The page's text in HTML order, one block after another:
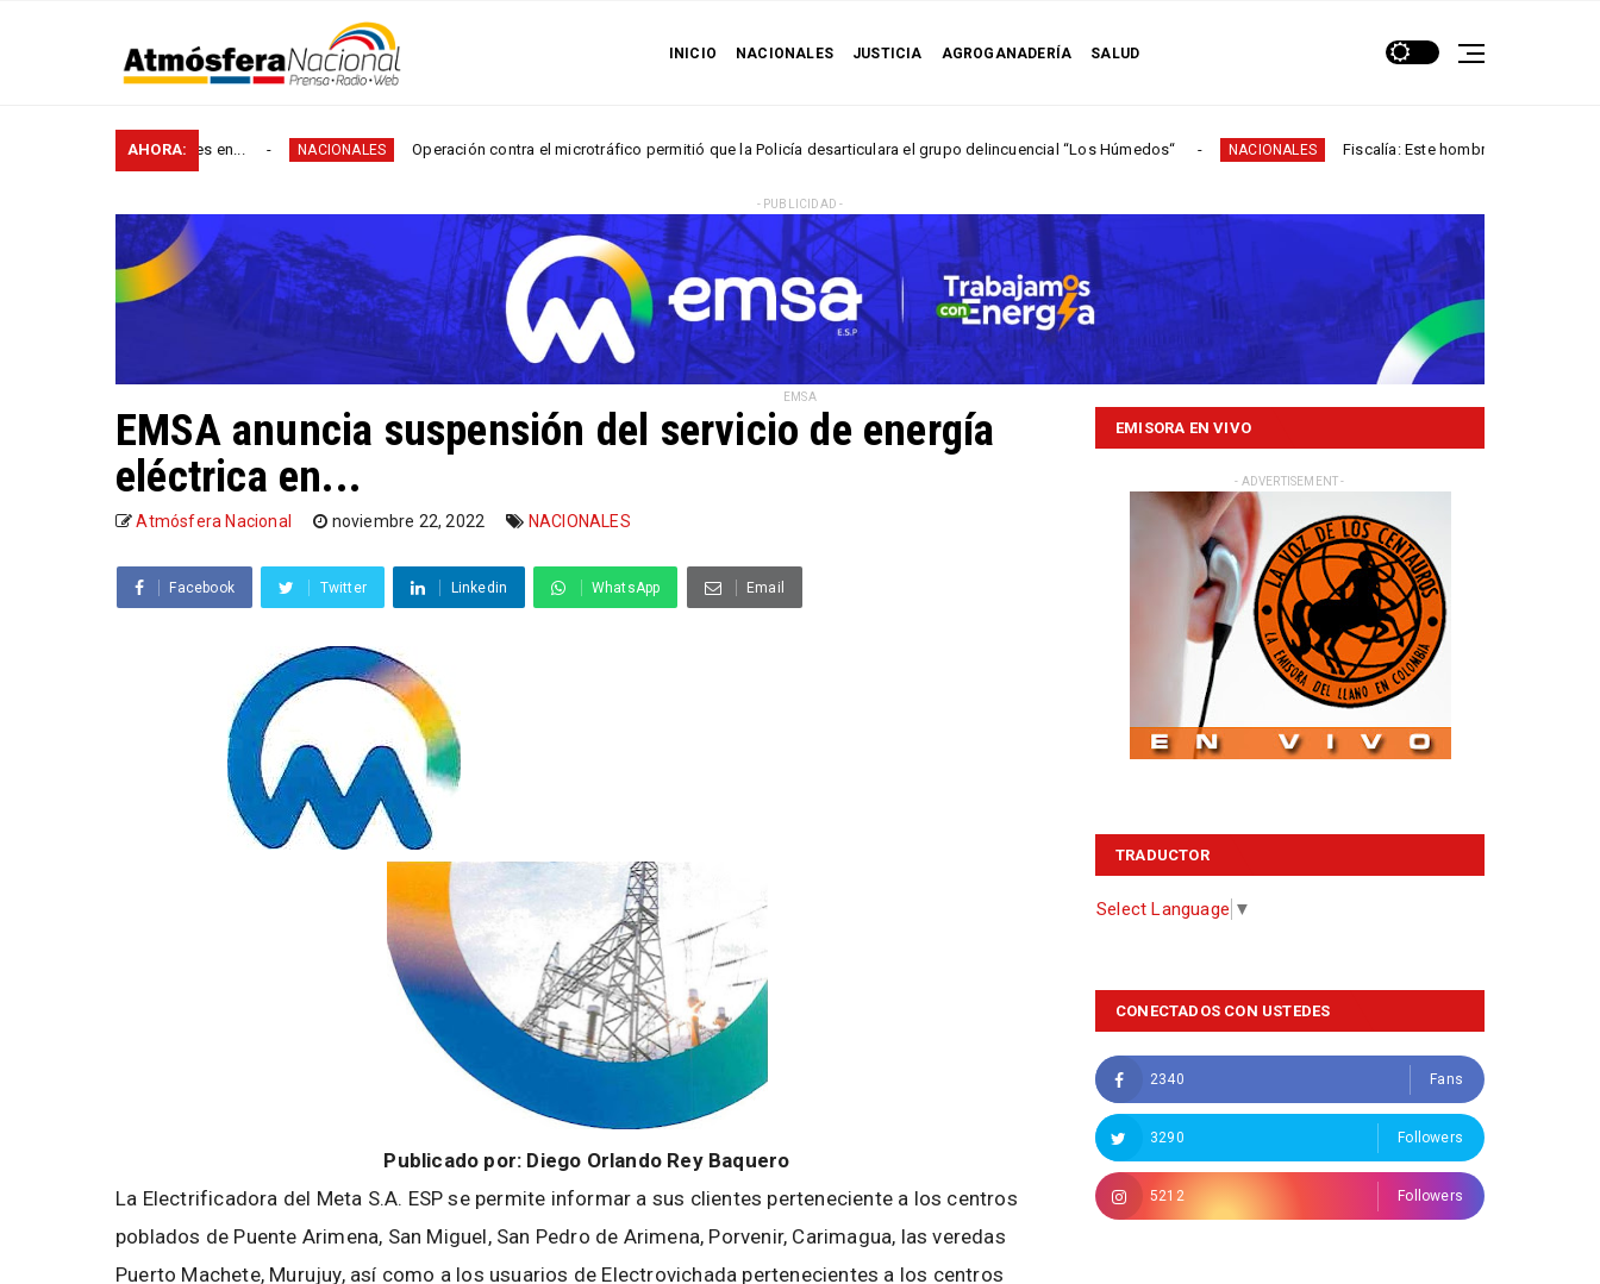
INICIO NACIONALES JUSTICIA AGROGANADERÍA SALUD
AHORA:
de vías rurales en... NACIONALES Operación contra el microtráfico permitió que la Policía desarticulara el grupo delincuencial “Los Húmedos“ NACIONALES Fiscalía: Este hombre participó en más de 60
- PUBLICIDAD -
EMSA
EMSA anuncia suspensión del servicio de energía
eléctrica en...
Atmósfera Nacional noviembre 22, 2022 NACIONALES
Facebook Twitter Linkedin WhatsApp Email
Publicado por: Diego Orlando Rey Baquero
La Electrificadora del Meta S.A. ESP se permite informar a sus clientes perteneciente a los centros
poblados de Puente Arimena, San Miguel, San Pedro de Arimena, Porvenir, Carimagua, las veredas
Puerto Machete, Murujuy, así como a los usuarios de Electrovichada pertenecientes a los centros
EMISORA EN VIVO
- ADVERTISEMENT -
TRADUCTOR
Select Language ▼
CONECTADOS CON USTEDES
2340 Fans
3290 Followers
5212 Followers